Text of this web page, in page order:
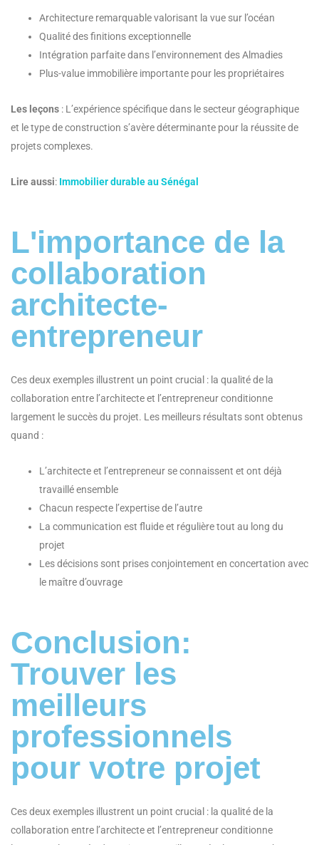
Architecture remarquable valorisant la vue sur l’océan
Qualité des finitions exceptionnelle
Intégration parfaite dans l’environnement des Almadies
Plus-value immobilière importante pour les propriétaires
Les leçons : L’expérience spécifique dans le secteur géographique
et le type de construction s’avère déterminante pour la réussite de
projets complexes.
Lire aussi: Immobilier durable au Sénégal
L'importance de la
collaboration
architecte-
entrepreneur
Ces deux exemples illustrent un point crucial : la qualité de la
collaboration entre l’architecte et l’entrepreneur conditionne
largement le succès du projet. Les meilleurs résultats sont obtenus
quand :
L’architecte et l’entrepreneur se connaissent et ont déjà
travaillé ensemble
Chacun respecte l’expertise de l’autre
La communication est fluide et régulière tout au long du
projet
Les décisions sont prises conjointement en concertation avec
le maître d’ouvrage
Conclusion:
Trouver les
meilleurs
professionnels
pour votre projet
Ces deux exemples illustrent un point crucial : la qualité de la
collaboration entre l’architecte et l’entrepreneur conditionne